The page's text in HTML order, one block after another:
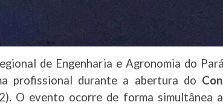
de Engenharia e Agronomia do
profissional durante a abertura do
O evento ocorre de forma simultânea